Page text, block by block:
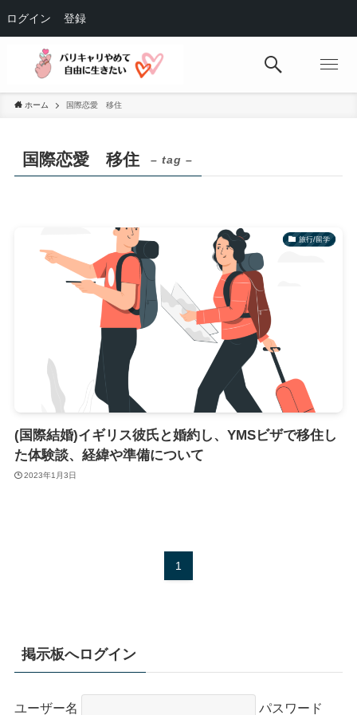
ログイン 登録
ホーム 国際恋愛 移住
国際恋愛 移住 – tag –
旅行/留学
(国際結婚)イギリス彼氏と婚約し、YMSビザで移住し
た体験談、経緯や準備について
2023年1月3日
1
掲示板へログイン
ユーザー名 パスワード